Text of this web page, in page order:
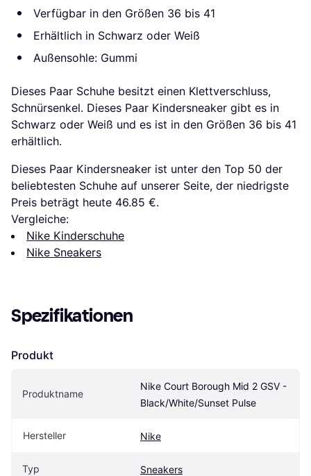
Verfügbar in den Größen 36 bis 41
Erhältlich in Schwarz oder Weiß
Außensohle: Gummi
Dieses Paar Schuhe besitzt einen Klettverschluss,
Schnürsenkel. Dieses Paar Kindersneaker gibt es in
Schwarz oder Weiß und es ist in den Größen 36 bis 41
erhältlich.
Dieses Paar Kindersneaker ist unter den Top 50 der
beliebtesten Schuhe auf unserer Seite, der niedrigste
Preis beträgt heute 46.85 €.
Vergleiche:
Nike Kinderschuhe
Nike Sneakers
Spezifikationen
Produkt
Produktname
Nike Court Borough Mid 2 GSV -
Black/White/Sunset Pulse
Hersteller Nike
Typ Sneakers